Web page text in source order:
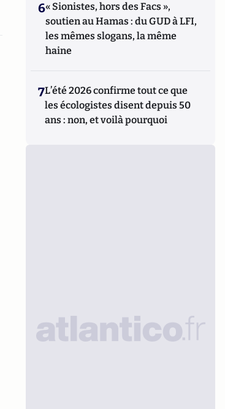
6« Sionistes, hors des Facs »,
soutien au Hamas : du GUD à LFI,
les mêmes slogans, la même
haine
7L’été 2026 confirme tout ce que
les écologistes disent depuis 50
ans : non, et voilà pourquoi